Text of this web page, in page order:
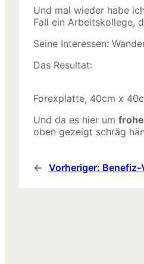
Und mal wieder habe
Fall ein Arbeitskollege,
Seine Interessen:
Das Resultat:
Forexplatte, 40cm x
Und da es hier um frohe
oben gezeigt schräg
← Vorheriger: Benefiz-